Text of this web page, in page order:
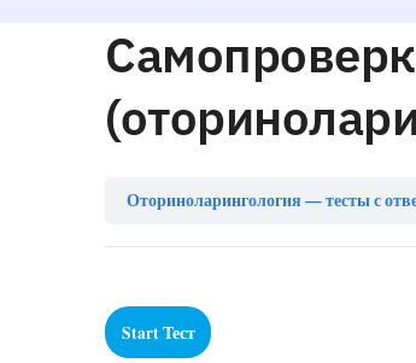
Оториноларингология — тесты с